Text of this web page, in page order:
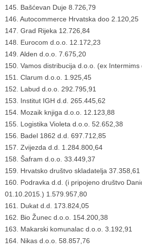
145. Bašćevan Duje 8.726,79
146. Autocommerce Hrvatska doo 2.120,25
147. Grad Rijeka 12.726,84
148. Eurocom d.o.o. 12.172,23
149. Alden d.o.o. 7.675,20
150. Vamos distribucija d.o.o. (ex
151. Clarum d.o.o. 1.925,45
152. Labud d.o.o. 292.795,91
153. Institut IGH d.d. 265.445,62
154. Mozaik knjiga d.o.o. 12.123,88
155. Logistika Violeta d.o.o. 52.652,38
156. Badel 1862 d.d. 697.712,85
157. Zvijezda d.d. 1.284.800,64
158. Šafram d.o.o. 33.449,37
159. Hrvatsko društvo skladatelja 37.358,61
160. Podravka d.d. (i pripojeno društvo
01.10.2015.) 1.579.957,80
161. Dukat d.d. 173.824,05
162. Bio Žunec d.o.o. 154.200,38
163. Makarski komunalac d.o.o. 3.192,91
164. Nikas d.o.o. 58.857,76